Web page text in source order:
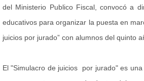
del Ministerio Publico Fiscal, convocó a
educativos para organizar la puesta en
juicios por jurado” con alumnos del quinto
El "Simulacro de juicios por jurado" es